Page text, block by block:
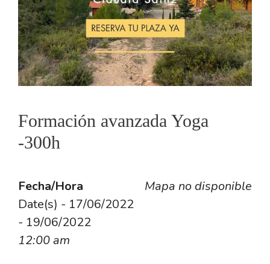
Formación avanzada Yoga
-300h
Mapa no disponible
Fecha/Hora
Date(s) - 17/06/2022
- 19/06/2022
12:00 am